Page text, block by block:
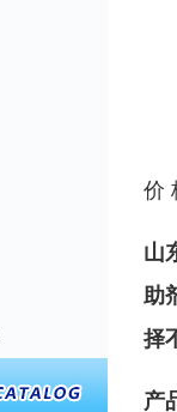
价
山
助
择
产